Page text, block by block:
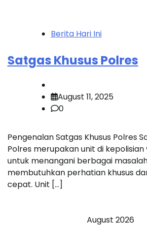
Berita Hari Ini
Satgas Khusus Polres
August 11, 2025
0
Pengenalan Satgas Khusus Polres
Polres merupakan unit di
untuk menangani berbagai
membutuhkan perhatian khusus
cepat. Unit […]
August 2026